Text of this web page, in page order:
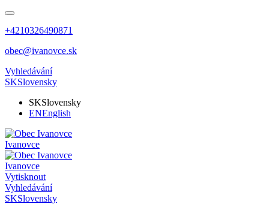
+4210326490871
obec@ivanovce.sk
Vyhledávání
SKSlovensky
SKSlovensky
ENEnglish
Ivanovce
Ivanovce
Vytisknout
Vyhledávání
SKSlovensky